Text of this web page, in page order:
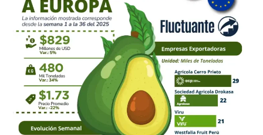
fresca
peruana
a
Europa:
Semanas